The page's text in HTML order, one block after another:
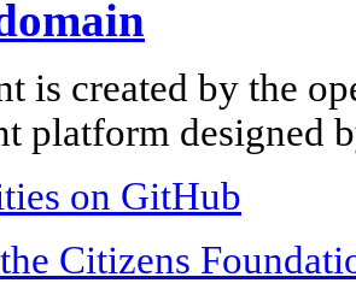
is created by the
platform designed
on GitHub
Citizens